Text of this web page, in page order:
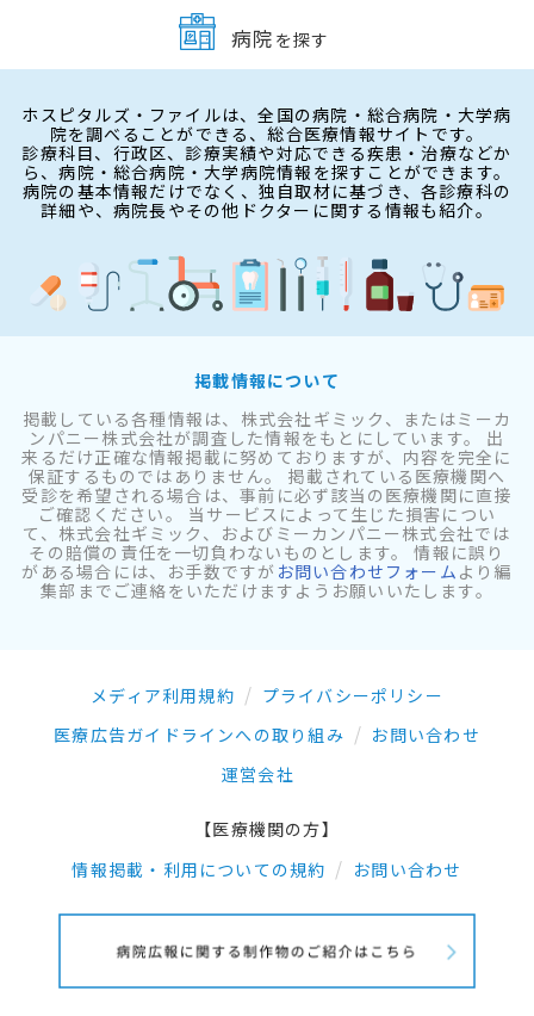
病院 を探す
ホスピタルズ・ファイルは、全国の病院・総合病院・大学病
院を調べることができる、総合医療情報サイトです。
診療科目、行政区、診療実績や対応できる疾患・治療などか
ら、病院・総合病院・大学病院情報を探すことができます。
病院の基本情報だけでなく、独自取材に基づき、各診療科の
詳細や、病院長やその他ドクターに関する情報も紹介。
掲載情報について
掲載している各種情報は、株式会社ギミック、またはミーカ
ンパニー株式会社が調査した情報をもとにしています。 出
来るだけ正確な情報掲載に努めておりますが、内容を完全に
保証するものではありません。 掲載されている医療機関へ
受診を希望される場合は、事前に必ず該当の医療機関に直接
ご確認ください。 当サービスによって生じた損害につい
て、株式会社ギミック、およびミーカンパニー株式会社では
その賠償の責任を一切負わないものとします。 情報に誤り
がある場合には、お手数ですが お問い合わせフォーム より編
集部までご連絡をいただけますようお願いいたします。
メディア利用規約
プライバシーポリシー
医療広告ガイドラインへの取り組み
お問い合わせ
運営会社
【医療機関の方】
情報掲載・利用についての規約
お問い合わせ